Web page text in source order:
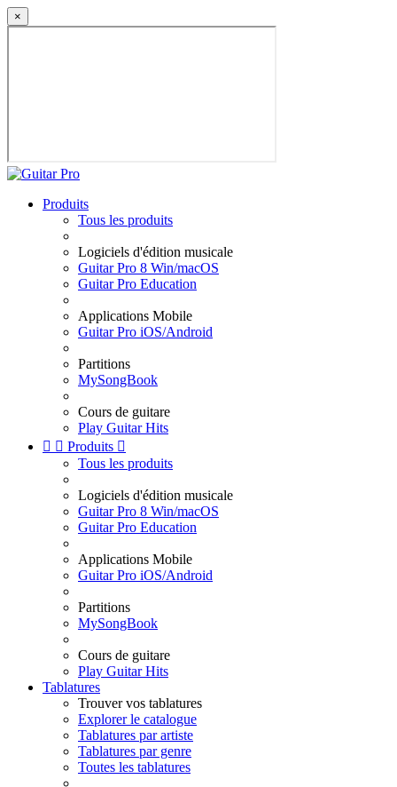
×
Produits
Tous les produits
Logiciels d'édition musicale
Guitar Pro 8 Win/macOS
Guitar Pro Education
Applications Mobile
Guitar Pro iOS/Android
Partitions
MySongBook
Cours de guitare
Play Guitar Hits
  Produits 
Tous les produits
Logiciels d'édition musicale
Guitar Pro 8 Win/macOS
Guitar Pro Education
Applications Mobile
Guitar Pro iOS/Android
Partitions
MySongBook
Cours de guitare
Play Guitar Hits
Tablatures
Trouver vos tablatures
Explorer le catalogue
Tablatures par artiste
Tablatures par genre
Toutes les tablatures